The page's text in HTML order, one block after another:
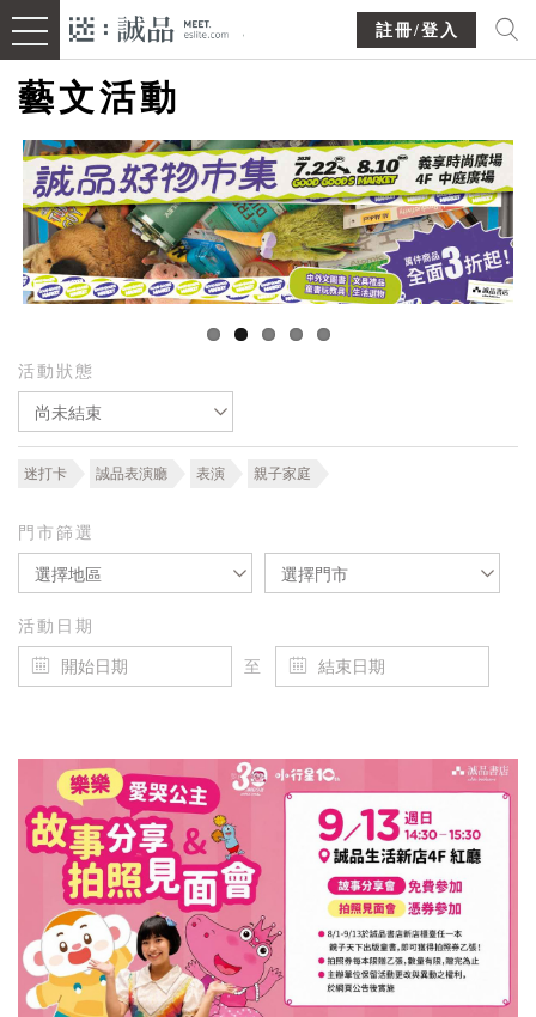
註冊/登入
藝文活動
活動狀態
尚未結束
迷打卡 誠品表演廳 表演 親子家庭
門市篩選
選擇地區 選擇門市
活動日期
至